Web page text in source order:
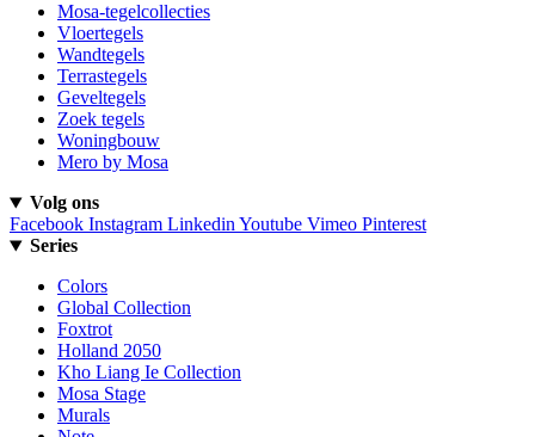
Mosa-tegelcollecties
Vloertegels
Wandtegels
Terrastegels
Geveltegels
Zoek tegels
Woningbouw
Mero by Mosa
Volg ons
Facebook Instagram Linkedin Youtube Vimeo Pinterest
Series
Colors
Global Collection
Foxtrot
Holland 2050
Kho Liang Ie Collection
Mosa Stage
Murals